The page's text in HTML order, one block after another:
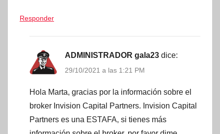
Responder
ADMINISTRADOR gala23 dice:
29/10/2021 a las 1:21 PM
Hola Marta, gracias por la información sobre el
broker Invision Capital Partners. Invision Capital
Partners es una ESTAFA, si tienes más